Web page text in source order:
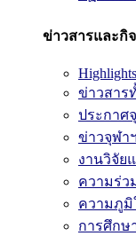
ข่าวสารและกิ
Highlights
ข่าวสาร
ประกาศ
ข่าวจุฬาฯ
งานวิจัย
ความร่ว
ความภูมิ
การศึกษ